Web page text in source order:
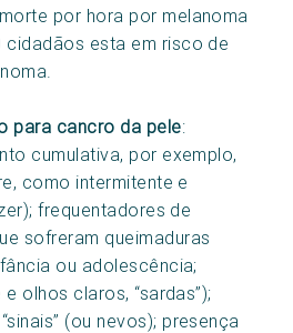
por hora por melanoma
cidadãos esta em risco de
para cancro da pele:
cumulativa, por exemplo,
como intermitente e
frequentadores de
sofreram queimaduras
ou adolescência;
olhos claros, “sardas”);
(ou nevos); presença